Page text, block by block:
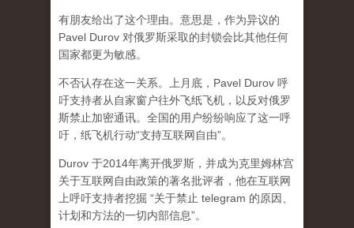
有朋友给出了这个理由。意思是，作为异议的
Pavel Durov 对俄罗斯采取的封锁会比其他任何
国家都更为敏感。
不否认存在这一关系。上月底，Pavel Durov 呼
吁支持者从自家窗户往外飞纸飞机，以反对俄罗
斯禁止加密通讯。全国的用户纷纷响应了这一呼
吁，纸飞机行动“支持互联网自由”。
Durov 于2014年离开俄罗斯，并成为克里姆林宫
关于互联网自由政策的著名批评者，他在互联网
上呼吁支持者挖掘 “关于禁止 telegram 的原因、
计划和方法的一切内部信息”。